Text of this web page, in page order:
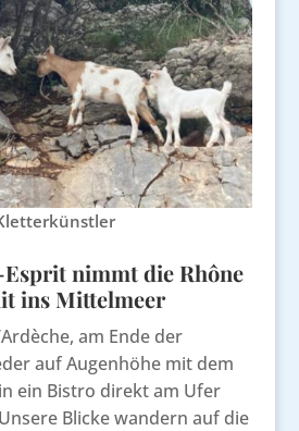
nimmt die Rhône
ins Mittelmeer
am Ende der
auf Augenhöhe mit dem
ein Bistro direkt am Ufer
Blicke wandern auf die